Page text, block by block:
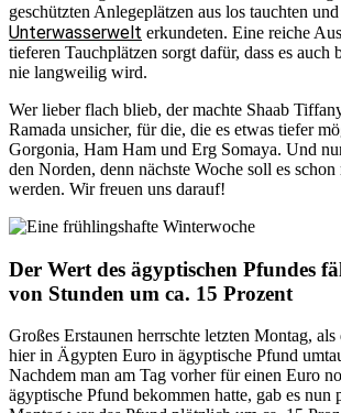
geschützten Anlegeplätzen aus los tauchten
Unterwasserwelt erkundeten. Eine reiche
tieferen Tauchplätzen sorgt dafür, dass es auch
nie langweilig wird.
Wer lieber flach blieb, der machte Shaab
Ramada unsicher, für die, die es etwas tiefer
Gorgonia, Ham Ham und Erg Somaya. Und
den Norden, denn nächste Woche soll es
werden. Wir freuen uns darauf!
Der Wert des ägyptischen Pfundes
von Stunden um ca. 15 Prozent
Großes Erstaunen herrschte letzten Montag, als
hier in Ägypten Euro in ägyptische Pfund
Nachdem man am Tag vorher für einen Euro
ägyptische Pfund bekommen hatte, gab es